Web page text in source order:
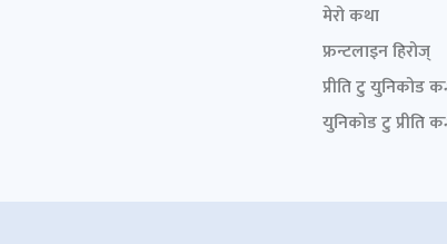
मेरो कथा
फ्रन्टलाइन हिरोज्
प्रीति टु युनिकोड
युनिकोड टु प्रीति